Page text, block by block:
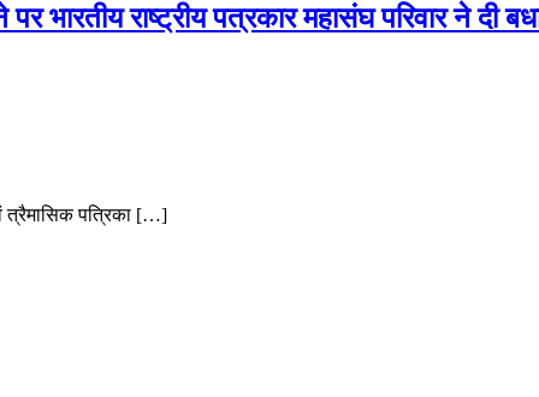
भारतीय राष्ट्रीय पत्रकार महासंघ परिवार ने दी
त्रैमासिक पत्रिका […]